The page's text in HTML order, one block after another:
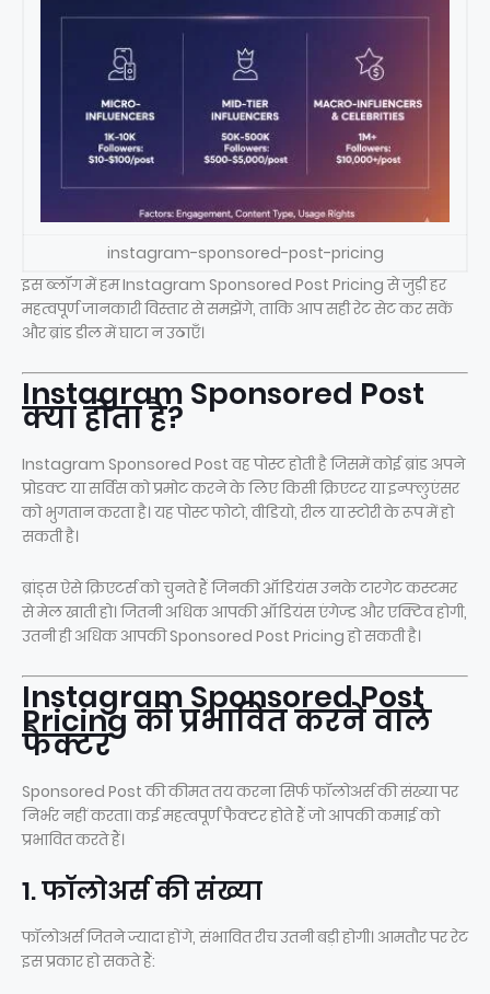
instagram-sponsored-post-pricing
इस ब्लॉग में हम Instagram Sponsored Post Pricing से जुड़ी हर
महत्वपूर्ण जानकारी विस्तार से समझेंगे, ताकि आप सही रेट सेट कर सकें
और ब्रांड डील में घाटा न उठाएँ।
Instagram Sponsored Post
क्या होता है?
Instagram Sponsored Post वह पोस्ट होती है जिसमें कोई ब्रांड अपने
प्रोडक्ट या सर्विस को प्रमोट करने के लिए किसी क्रिएटर या इन्फ्लुएंसर
को भुगतान करता है। यह पोस्ट फोटो, वीडियो, रील या स्टोरी के रूप में हो
सकती है।
ब्रांड्स ऐसे क्रिएटर्स को चुनते हैं जिनकी ऑडियंस उनके टारगेट कस्टमर
से मेल खाती हो। जितनी अधिक आपकी ऑडियंस एंगेज्ड और एक्टिव होगी,
उतनी ही अधिक आपकी Sponsored Post Pricing हो सकती है।
Instagram Sponsored Post
Pricing को प्रभावित करने वाले
फैक्टर
Sponsored Post की कीमत तय करना सिर्फ फॉलोअर्स की संख्या पर
निर्भर नहीं करता। कई महत्वपूर्ण फैक्टर होते हैं जो आपकी कमाई को
प्रभावित करते हैं।
1. फॉलोअर्स की संख्या
फॉलोअर्स जितने ज्यादा होंगे, संभावित रीच उतनी बड़ी होगी। आमतौर पर रेट
इस प्रकार हो सकते हैं: